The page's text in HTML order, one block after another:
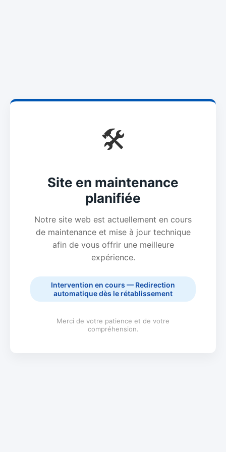
🛠️
Site en maintenance
planifiée
Notre site web est actuellement en cours
de maintenance et mise à jour technique
afin de vous offrir une meilleure
expérience.
Intervention en cours — Redirection
automatique dès le rétablissement
Merci de votre patience et de votre
compréhension.